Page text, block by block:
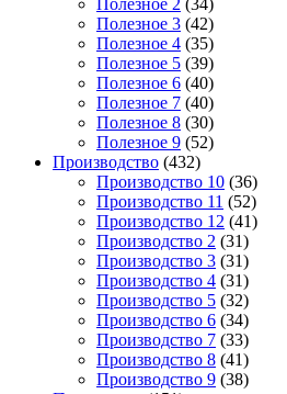
Полезное 3 (42)
Полезное 4 (35)
Полезное 5 (39)
Полезное 6 (40)
Полезное 7 (40)
Полезное 8 (30)
Полезное 9 (52)
Производство (432)
Производство 10 (36)
Производство 11 (52)
Производство 12 (41)
Производство 2 (31)
Производство 3 (31)
Производство 4 (31)
Производство 5 (32)
Производство 6 (34)
Производство 7 (33)
Производство 8 (41)
Производство 9 (38)